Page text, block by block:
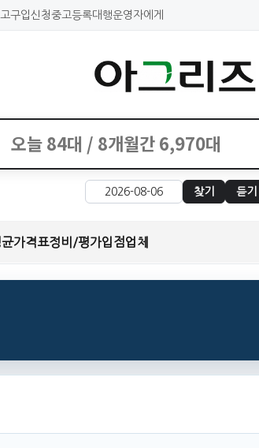
구입신청중고등록대행운영자에게
찾기 듣기
가격표정비/평가입점업체